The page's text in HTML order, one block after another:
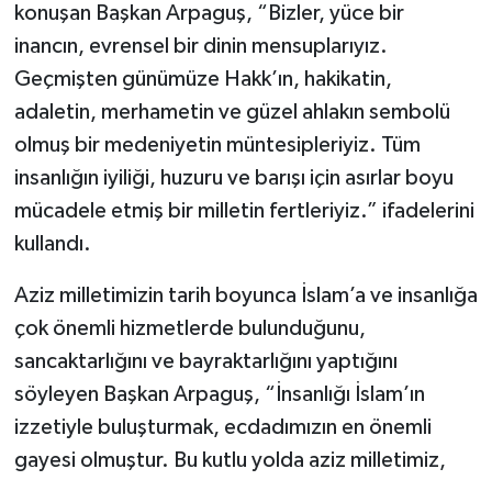
konuşan Başkan Arpaguş, “Bizler, yüce bir
inancın, evrensel bir dinin mensuplarıyız.
Geçmişten günümüze Hakk’ın, hakikatin,
adaletin, merhametin ve güzel ahlakın sembolü
olmuş bir medeniyetin müntesipleriyiz. Tüm
insanlığın iyiliği, huzuru ve barışı için asırlar boyu
mücadele etmiş bir milletin fertleriyiz.” ifadelerini
kullandı.
Aziz milletimizin tarih boyunca İslam’a ve insanlığa
çok önemli hizmetlerde bulunduğunu,
sancaktarlığını ve bayraktarlığını yaptığını
söyleyen Başkan Arpaguş, “İnsanlığı İslam’ın
izzetiyle buluşturmak, ecdadımızın en önemli
gayesi olmuştur. Bu kutlu yolda aziz milletimiz,